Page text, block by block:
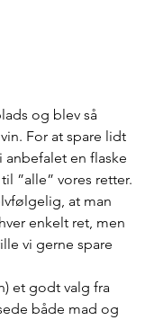
og blev så
For at spare lidt
en flaske
”alle” vores retter.
at man
enkelt ret, men
vi gerne spare
et godt valg fra
både mad og